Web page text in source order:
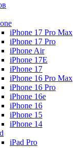
iPhone 17 Pro Max
iPhone 17 Pro
iPhone Air
iPhone 17E
iPhone 17
iPhone 16 Pro Max
iPhone 16 Pro
iPhone 16e
iPhone 16
iPhone 15
iPhone 14
iPad Pro